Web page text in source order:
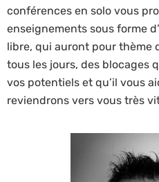
conférences en solo vous
enseignements sous forme
libre, qui auront pour thème
tous les jours, des blocages
vos potentiels et qu’il vous
reviendrons vers vous très